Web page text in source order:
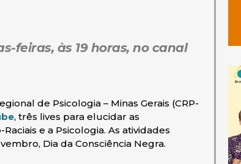
feiras, às 19 horas, no canal
de Psicologia – Minas Gerais (CRP-
(abre em nova janela)
, três lives para elucidar as
e a Psicologia. As atividades
Dia da Consciência Negra.